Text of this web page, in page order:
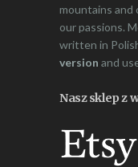
mountains and
our passions.
written in
version and
Nasz sklep z